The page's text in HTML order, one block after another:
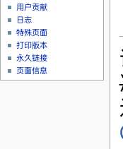
用户贡献
日志
特殊页面
打印版本
永久链接
页面信息